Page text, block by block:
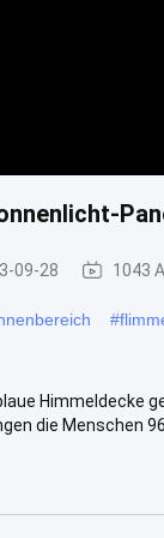
09-28 1043
#
Himmeldecke
die Menschen